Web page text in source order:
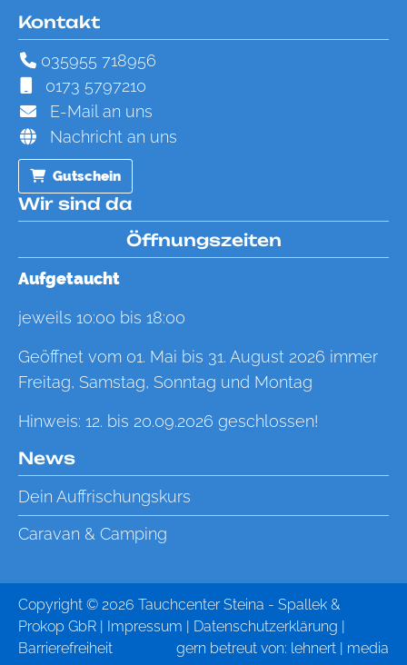
Kontakt
035955 718956
0173 5797210
E-Mail an uns
Nachricht an uns
Gutschein
Wir sind da
Öffnungszeiten
Aufgetaucht
jeweils 10:00 bis 18:00
Geöffnet vom 01. Mai bis 31. August 2026 immer
Freitag, Samstag, Sonntag und Montag
Hinweis: 12. bis 20.09.2026 geschlossen!
News
Dein Auffrischungskurs
Caravan & Camping
Copyright © 2026 Tauchcenter Steina - Spallek &
Prokop GbR | Impressum | Datenschutzerklärung |
Barrierefreiheit
gern betreut von: lehnert | media